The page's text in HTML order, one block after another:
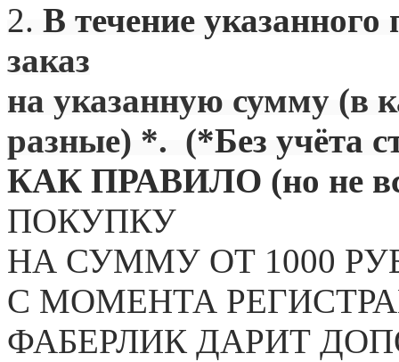
2. В течение указанного
заказ
на указанную сумму (в
разные) *. (*Без учёта
КАК ПРАВИЛО (но не
ПОКУПКУ
НА СУММУ ОТ 1000
С МОМЕНТА
ФАБЕРЛИК ДАРИТ